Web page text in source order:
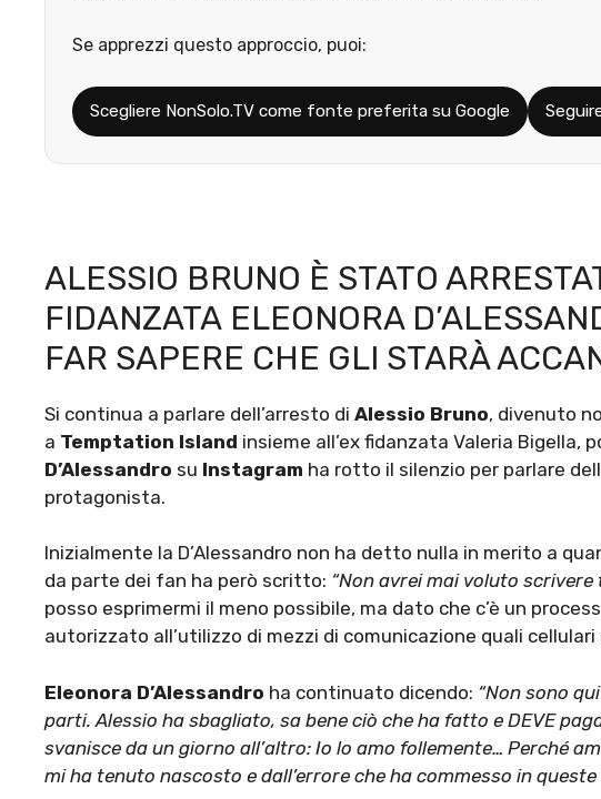
Se apprezzi questo approccio, puoi:
Scegliere NonSolo.TV come fonte preferita su Google
ALESSIO BRUNO È STATO
FIDANZATA ELEONORA
FAR SAPERE CHE GLI STARÀ
Si continua a parlare dell’arresto di Alessio Bruno, divenuto
a Temptation Island insieme all’ex fidanzata Valeria Bigella,
D’Alessandro su Instagram ha rotto il silenzio per parlare
protagonista.
Inizialmente la D’Alessandro non ha detto nulla in merito a
da parte dei fan ha però scritto: “Non avrei mai voluto
posso esprimermi il meno possibile, ma dato che c’è un
autorizzato all’utilizzo di mezzi di comunicazione quali cellulari
Eleonora D’Alessandro ha continuato dicendo: “Non sono
parti. Alessio ha sbagliato, sa bene ciò che ha fatto e DEVE
svanisce da un giorno all’altro: Io lo amo follemente… Perché
mi ha tenuto nascosto e dall’errore che ha commesso in